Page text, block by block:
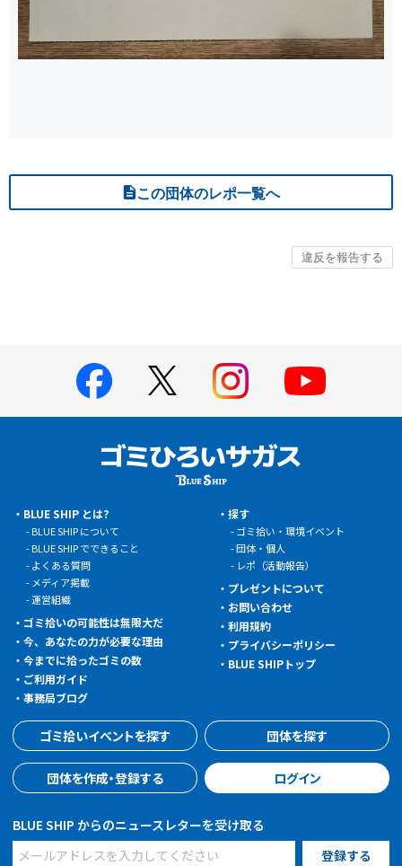
この団体のレポ一覧へ
BLUE SHIP とは?
BLUE SHIP について
BLUE SHIP でできること
よくある質問
メディア掲載
運営組織
ゴミ拾いの可能性は無限大だ
今、あなたの力が必要な理由
今までに拾ったゴミの数
ご利用ガイド
事務局ブログ
探す
ゴミ拾い・環境イベント
団体・個人
レポ（活動報告）
プレゼントについて
お問い合わせ
利用規約
プライバシーポリシー
BLUE SHIPトップ
ゴミ拾いイベントを探す 団体を探す
団体を作成・登録する ログイン
BLUE SHIP からのニュースレターを受け取る